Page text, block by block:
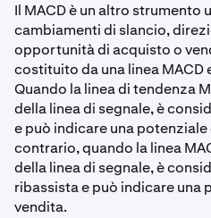
Il MACD è un altro
cambiamenti di slancio,
opportunità di acquisto o
costituito da una linea MACD
Quando la linea di tendenza
della linea di segnale, è
e può indicare una
contrario, quando la linea
della linea di segnale, è
ribassista e può indicare
vendita.